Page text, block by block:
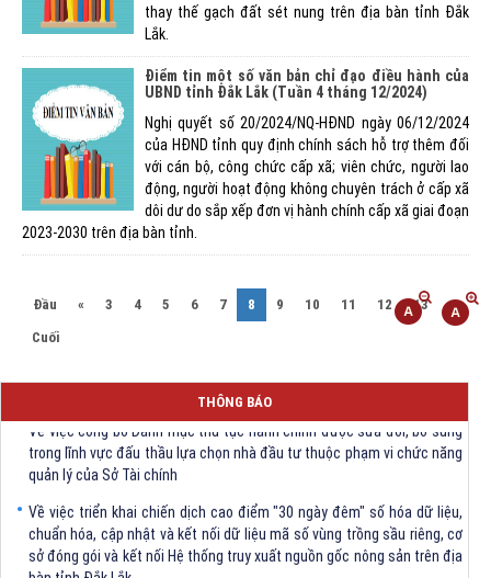
thay thế gạch đất sét nung trên địa bàn tỉnh Đắk
Lắk.
Điểm tin một số văn bản chỉ đạo điều hành của
UBND tỉnh Đắk Lắk (Tuần 4 tháng 12/2024)
Nghị quyết số 20/2024/NQ-HĐND ngày 06/12/2024
của HĐND tỉnh quy định chính sách hỗ trợ thêm đối
với cán bộ, công chức cấp xã; viên chức, người lao
động, người hoạt động không chuyên trách ở cấp xã
dôi dư do sắp xếp đơn vị hành chính cấp xã giai đoạn
2023-2030 trên địa bàn tỉnh.
Đầu « 3 4 5 6 7 8 (current)
9 10 11 12 13
»
Cuối
THÔNG BÁO
trong lĩnh vực đấu thầu lựa chọn nhà đầu tư thuộc phạm vi chức năng
quản lý của Sở Tài chính
chuẩn hóa, cập nhật và kết nối dữ liệu mã số vùng trồng sầu riêng, cơ
sở đóng gói và kết nối Hệ thống truy xuất nguồn gốc nông sản trên địa
bàn tỉnh Đắk Lắk